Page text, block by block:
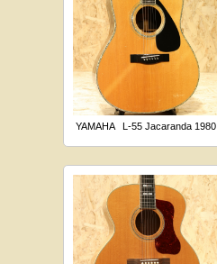
YAMAHA L-55 Jacaranda 1980